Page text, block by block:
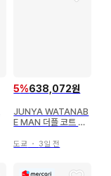
5%638,072원
JUNYA WATANAB
E MAN 더플 코트 남
도쿄 ・ 3일 전